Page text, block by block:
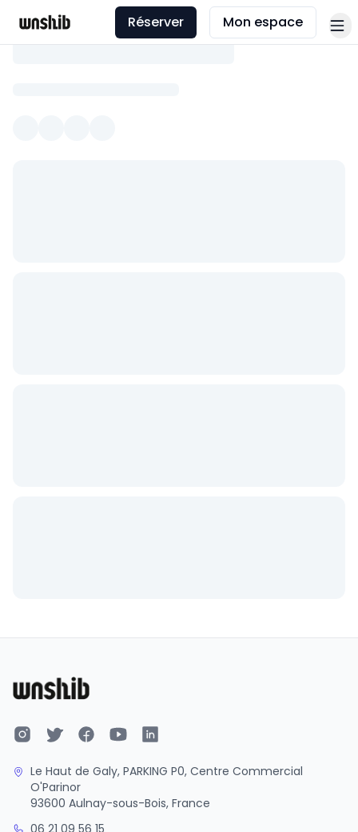
Réserver Mon espace
Le Haut de Galy, PARKING P0, Centre Commercial
O'Parinor
93600 Aulnay-sous-Bois, France